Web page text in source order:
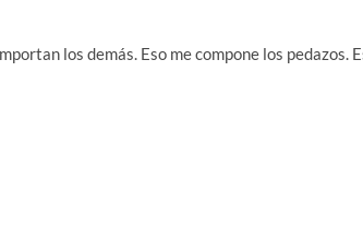
los demás. Eso me compone los pedazos.